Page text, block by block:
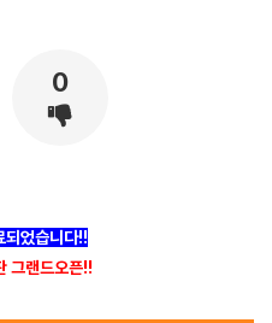
0
었습니다!!
그랜드오픈!!